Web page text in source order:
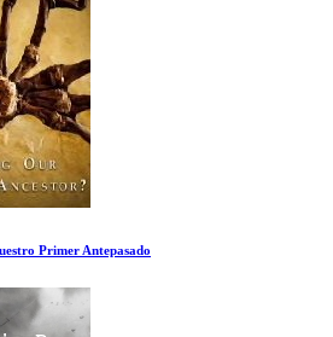
del desastre con Tom Hiddleston